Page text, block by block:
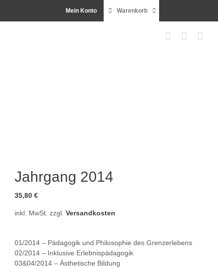
Mein Konto Warenkorb
Jahrgang 2014
35,80 €
inkl. MwSt. zzgl. Versandkosten
01/2014 – Pädagogik und Philosophie des Grenzerlebens
02/2014 – Inklusive Erlebnispädagogik
03&04/2014 – Ästhetische Bildung